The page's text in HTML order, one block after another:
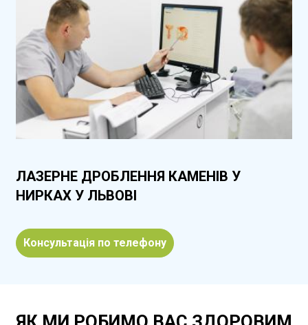
ЛАЗЕРНЕ ДРОБЛЕННЯ КАМЕНІВ У
НИРКАХ У ЛЬВОВІ
Консультація по телефону